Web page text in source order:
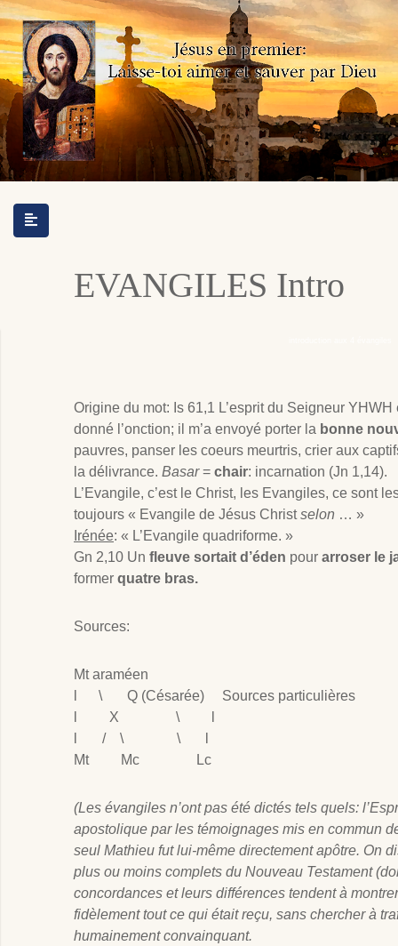
EVANGILES Intro
Origine du mot: Is 61,1 L’esprit du Seigneur
donné l’onction; il m’a envoyé porter la bonne
pauvres, panser les coeurs meurtris, crier aux
la délivrance. Basar= chair: incarnation (Jn 1,14).
L’Evangile, c’est le Christ, les Evangiles, ce sont
toujours « Evangile de Jésus Christselon … »
Irénée: « L’Evangile quadriforme. »
Gn 2,10 Un fleuve sortait d’éden pour arroser le
former quatre bras.
Sources:
Mt araméen
l \ Q (Césarée) Sources particulières
l X \ l
l / \ \ l
Mt Mc Lc
(Les évangiles n’ont pas été dictés tels quels:
apostolique par les témoignages mis en commun
seul Mathieu fut lui-même directement apôtre. On
plus ou moins complets du Nouveau Testament
concordances et leurs différences tendent à
fidèlement tout ce qui était reçu, sans chercher à
humainement convainquant.